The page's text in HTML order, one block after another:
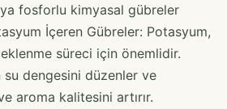
fosforlu kimyasal gübreler
İçeren Gübreler: Potasyum,
süreci için önemlidir.
dengesini düzenler ve
aroma kalitesini artırır.